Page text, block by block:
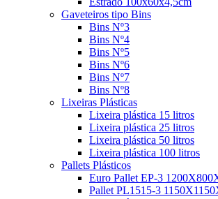
Gaveteiros tipo Bins
Bins Nº3
Bins Nº4
Bins Nº5
Bins Nº6
Bins Nº7
Bins Nº8
Lixeiras Plásticas
Lixeira plástica 15 litros
Lixeira plástica 25 litros
Lixeira plástica 50 litros
Lixeira plástica 100 litros
Pallets Plásticos
Euro Pallet EP-3
Pallet PL1515-3